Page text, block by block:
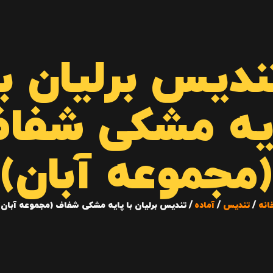
برلیان
مشکی
(مجموعه آبان)
/تندیس /آماده / تندیس برلیان با پایه مشکی شفاف (مجموعه